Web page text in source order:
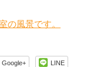
の風景です。
Google+ LINE